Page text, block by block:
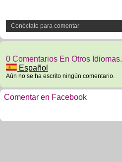
Conéctate para comentar
0 Comentarios En Otros Idiomas.
Español
Aún no se ha escrito ningún comentario.
Comentar en Facebook